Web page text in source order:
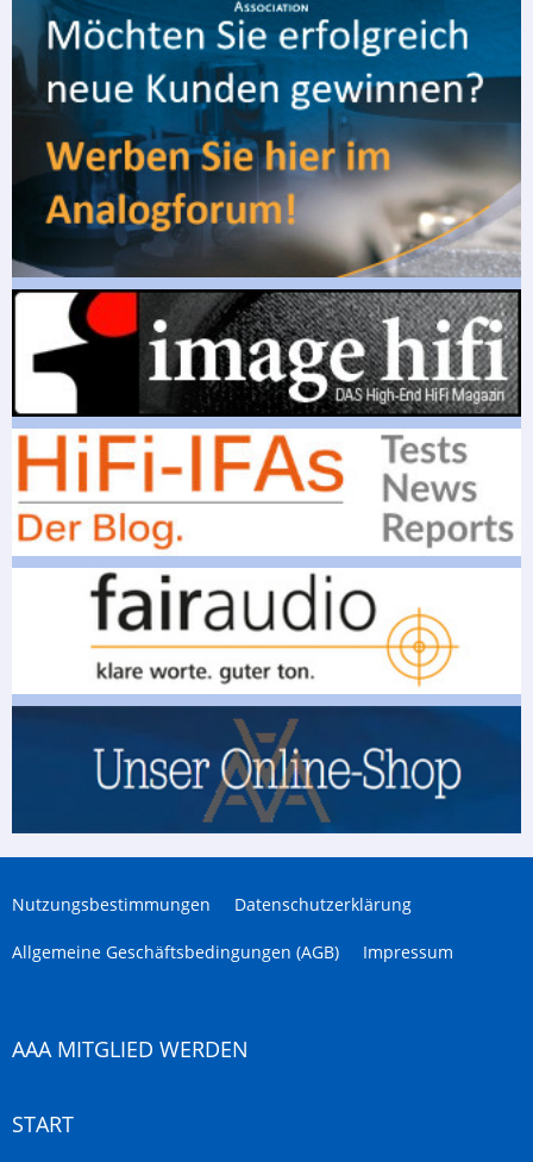
Nutzungsbestimmungen Datenschutzerklärung
Allgemeine Geschäftsbedingungen (AGB) Impressum
AAA MITGLIED WERDEN
START